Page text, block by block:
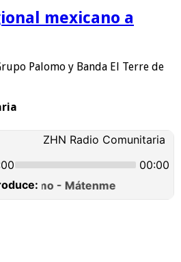
mexicano a
Palomo y Banda El Terre de